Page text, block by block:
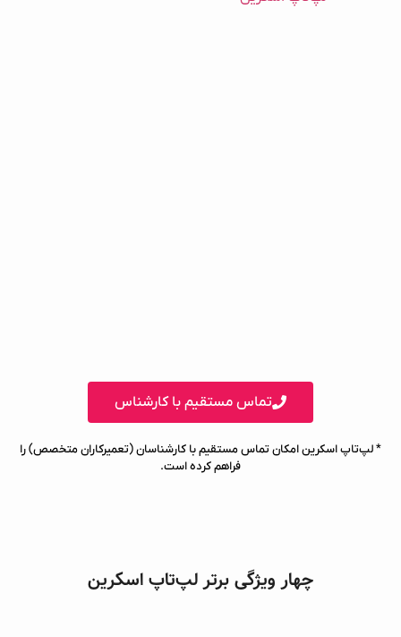
تماس مستقیم با کارشناس
* لپ‌تاپ اسکرین امکان تماس مستقیم با کارشناسان (تعمیرکاران متخصص) را
فراهم کرده است.
چهار ویژگی برتر لپ‌تاپ اسکرین